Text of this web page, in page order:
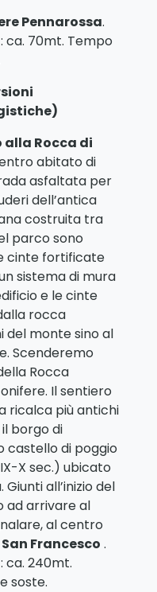
Pennarossa.
ca. 70mt. Tempo
)
alla Rocca di
abitato di
asfaltata per
dell’antica
costruita tra
parco sono
cinte fortificate
sistema di mura
e le cinte
rocca
del monte sino al
Scenderemo
Rocca
Il sentiero
ricalca più antichi
borgo di
castello di poggio
X sec.) ubicato
all’inizio del
ad arrivare al
al centro
Francesco .
ca. 240mt.
soste.